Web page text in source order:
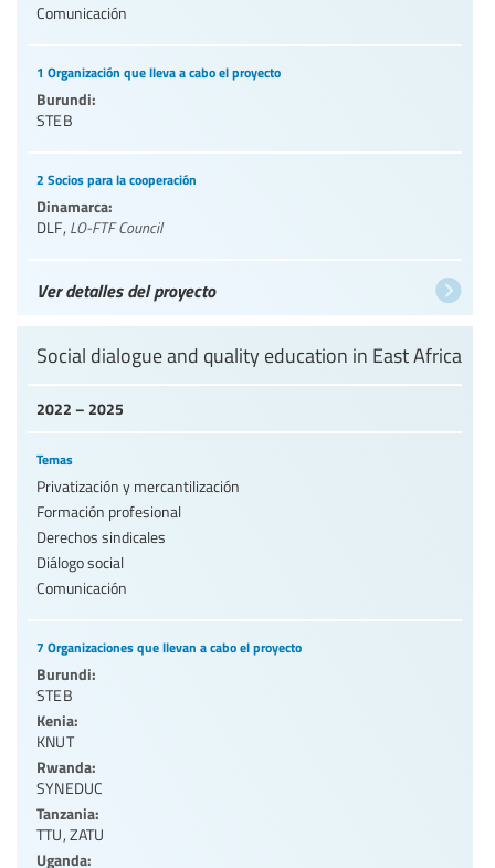
Comunicación
1 Organización que lleva a cabo el proyecto
Burundi:
STEB
2 Socios para la cooperación
Dinamarca:
DLF, LO-FTF Council
Ver detalles del proyecto
2022 – 2025
Social dialogue and quality education in East Africa
Temas
Privatización y mercantilización
Formación profesional
Derechos sindicales
Diálogo social
Comunicación
7 Organizaciones que llevan a cabo el proyecto
Burundi:
STEB
Kenia:
KNUT
Rwanda:
SYNEDUC
Tanzania:
TTU, ZATU
Uganda: